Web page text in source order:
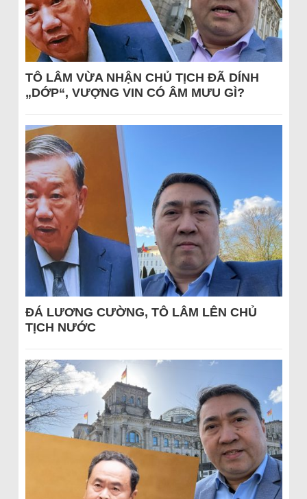
TÔ LÂM VỪA NHẬN CHỦ TỊCH ĐÃ DÍNH
„DỚP“, VƯỢNG VIN CÓ ÂM MƯU GÌ?
ĐÁ LƯƠNG CƯỜNG, TÔ LÂM LÊN CHỦ
TỊCH NƯỚC